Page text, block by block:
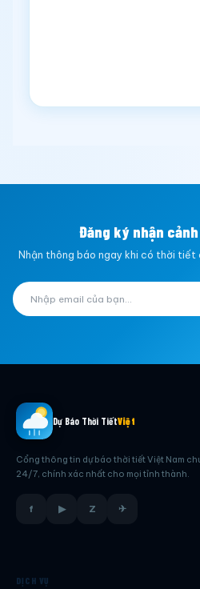
Đăng ký nhận
Nhận thông báo ngay khi có thời tiết
Dự Báo Thời TiếtViệt
Cổng thông tin dự báo thời tiết Việt Nam
24/7, chính xác nhất cho mọi tỉnh thành.
f ▶ Z ✈
DỊCH VỤ